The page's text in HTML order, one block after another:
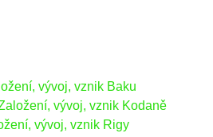
vývoj, vznik Baku
vývoj, vznik Kodaně
vývoj, vznik Rigy